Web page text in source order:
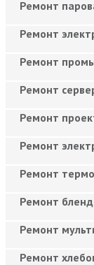
Ремонт
Ремонт
Ремонт
Ремонт
Ремонт
Ремонт
Ремонт
Ремонт
Ремонт
Ремонт